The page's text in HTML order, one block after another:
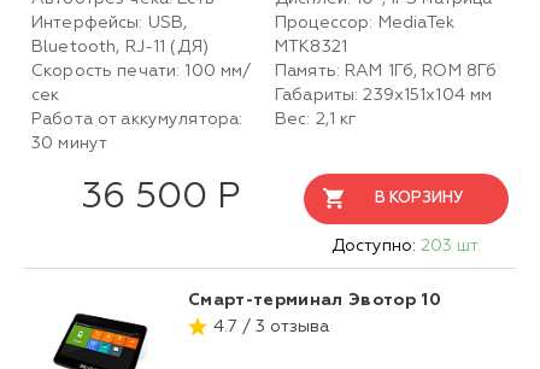
Интерфейсы: USB,
Bluetooth, RJ-11 (ДЯ)
Скорость печати: 100 мм/
сек
Работа от аккумулятора:
30 минут
Процессор: MediaTek
MTK8321
Память: RAM 1Гб, ROM 8Гб
Габариты: 239х151х104 мм
Вес: 2,1 кг
36 500 Р В КОРЗИНУ
Доступно: 203 шт.
Смарт-терминал Эвотор 10
4.7 / 3 отзыва